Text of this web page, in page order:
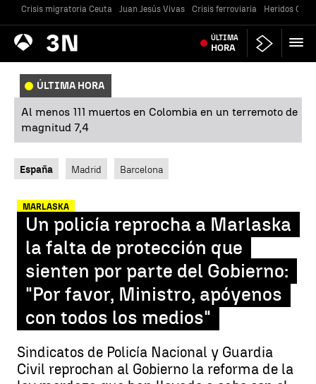
Crisis migratoria Ceuta Juan Jesús Vivas Crisis ferroviaria Heridos
Antena
3 Noticias ÚLTIMA
HORA
ÚLTIMA HORA
Al menos 111 muertos en Colombia en un terremoto de
magnitud 7,4
España Madrid Barcelona
MARLASKA
Un policía reprocha a Marlaska
la falta de protección que
sienten por parte del Gobierno:
"Por favor, Ministro, apóyenos
con todos los medios"
Sindicatos de Policía Nacional y Guardia
Civil reprochan al Gobierno la reforma de la